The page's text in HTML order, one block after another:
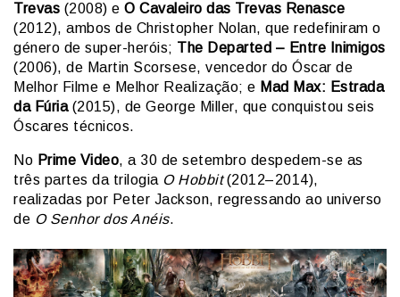
Trevas (2008) e O Cavaleiro das Trevas Renasce
(2012), ambos de Christopher Nolan, que redefiniram o
género de super-heróis; The Departed – Entre Inimigos
(2006), de Martin Scorsese, vencedor do Óscar de
Melhor Filme e Melhor Realização; e Mad Max: Estrada
da Fúria(2015), de George Miller, que conquistou seis
Óscares técnicos.
No Prime Video, a 30 de setembro despedem-se as
três partes da trilogia O Hobbit(2012–2014),
realizadas por Peter Jackson, regressando ao universo
de O Senhor dos Anéis.